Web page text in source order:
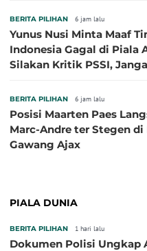
BERITA PILIHAN 6 jam lalu
Yunus Nusi Minta Maaf
Indonesia Gagal di Piala
Silakan Kritik PSSI,
BERITA PILIHAN 6 jam lalu
Posisi Maarten Paes
Marc-Andre ter Stegen
Gawang Ajax
PIALA DUNIA
BERITA PILIHAN 1 hari lalu
Dokumen Polisi Ungkap